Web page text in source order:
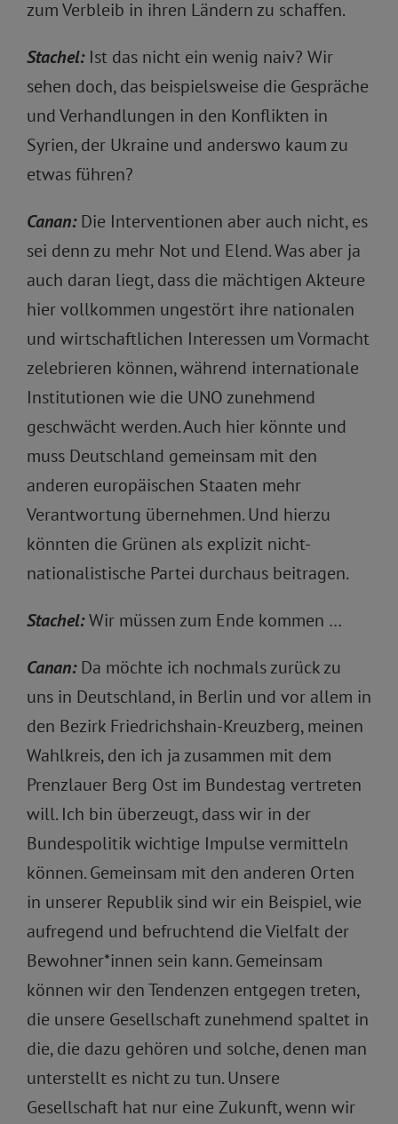
zum Verbleib in ihren Ländern zu schaffen.
Stachel:Ist das nicht ein wenig naiv? Wir
sehen doch, das beispielsweise die Gespräche
und Verhandlungen in den Konflikten in
Syrien, der Ukraine und anderswo kaum zu
etwas führen?
Canan:Die Interventionen aber auch nicht, es
sei denn zu mehr Not und Elend. Was aber ja
auch daran liegt, dass die mächtigen Akteure
hier vollkommen ungestört ihre nationalen
und wirtschaftlichen Interessen um Vormacht
zelebrieren können, während internationale
Institutionen wie die UNO zunehmend
geschwächt werden. Auch hier könnte und
muss Deutschland gemeinsam mit den
anderen europäischen Staaten mehr
Verantwortung übernehmen. Und hierzu
könnten die Grünen als explizit nicht-
nationalistische Partei durchaus beitragen.
Stachel:Wir müssen zum Ende kommen …
Canan:Da möchte ich nochmals zurück zu
uns in Deutschland, in Berlin und vor allem in
den Bezirk Friedrichshain-Kreuzberg, meinen
Wahlkreis, den ich ja zusammen mit dem
Prenzlauer Berg Ost im Bundestag vertreten
will. Ich bin überzeugt, dass wir in der
Bundespolitik wichtige Impulse vermitteln
können. Gemeinsam mit den anderen Orten
in unserer Republik sind wir ein Beispiel, wie
aufregend und befruchtend die Vielfalt der
Bewohner*innen sein kann. Gemeinsam
können wir den Tendenzen entgegen treten,
die unsere Gesellschaft zunehmend spaltet in
die, die dazu gehören und solche, denen man
unterstellt es nicht zu tun. Unsere
Gesellschaft hat nur eine Zukunft, wenn wir